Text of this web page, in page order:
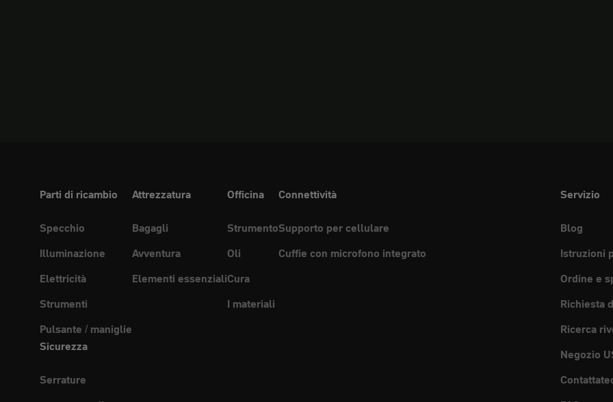
Parti di ricambio
Specchio
Illuminazione
Elettricità
Strumenti
Pulsante / maniglie
Attrezzatura
Bagagli
Avventura
Elementi essenziali
Officina
Strumento
Oli
Cura
I materiali
Connettività
Supporto per cellulare
Cuffie con microfono integrato
Sicurezza
Serrature
Servizio
Blog
Istruzioni
Ordine e
Richiesta
Ricerca
Negozio